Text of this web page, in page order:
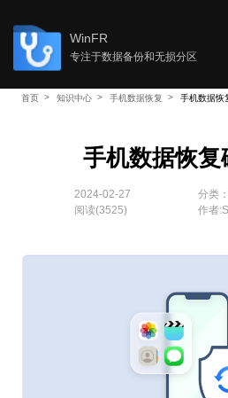
WinFR
专注于数据备份和无损分区
首页 知识中心 手机数据恢复 手机数据恢
手机数据恢复
2024-02-27 分类：
阅读(3525) 作者